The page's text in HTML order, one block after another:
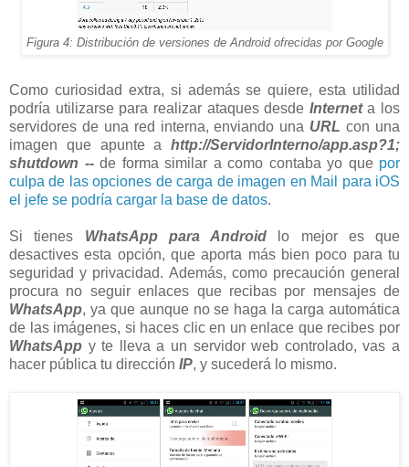
Figura 4: Distribución de versiones de Android ofrecidas por Google
Como curiosidad extra, si además se quiere, esta utilidad
podría utilizarse para realizar ataques desde Interneta los
servidores de una red interna, enviando una URL con una
imagen que apunte a http://ServidorInterno/app.asp?1;
shutdown -- de forma similar a como contaba yo que por
culpa de las opciones de carga de imagen en Mail para iOS
el jefe se podría cargar la base de datos.
Si tienes WhatsApp para Android lo mejor es que
desactives esta opción, que aporta más bien poco para tu
seguridad y privacidad. Además, como precaución general
procura no seguir enlaces que recibas por mensajes de
WhatsApp, ya que aunque no se haga la carga automática
de las imágenes, si haces clic en un enlace que recibes por
WhatsApp y te lleva a un servidor web controlado, vas a
hacer pública tu dirección IP, y sucederá lo mismo.